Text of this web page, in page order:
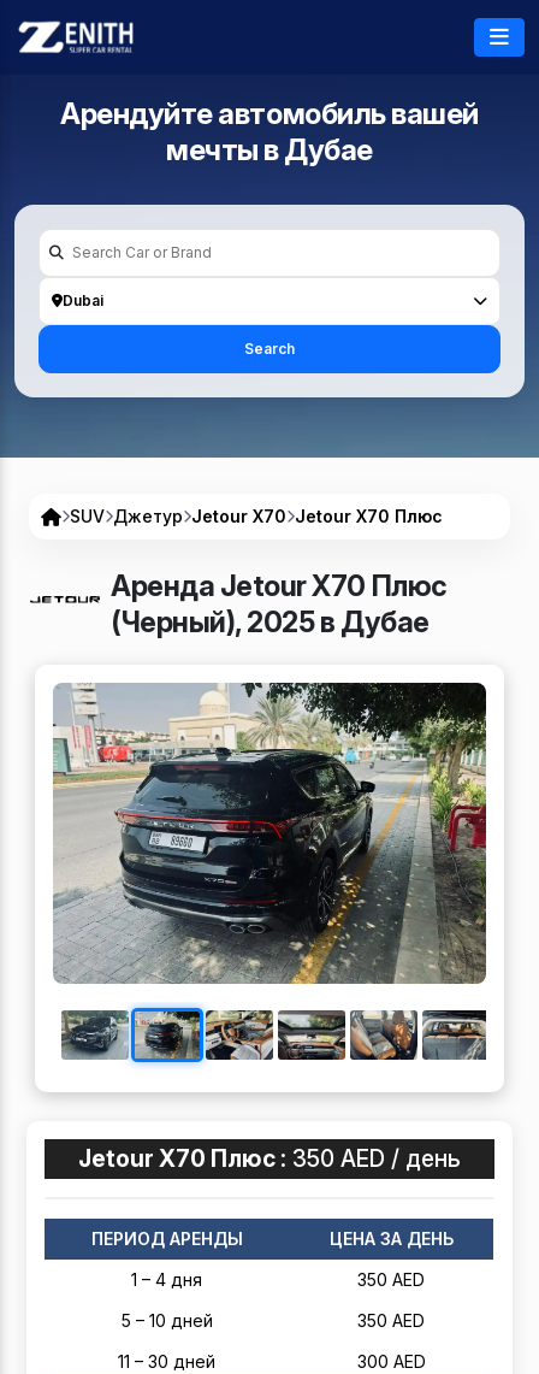
Арендуйте автомобиль вашей
мечты вДубае
Dubai
Search
SUV Джетур Jetour X70 Jetour X70 Плюс
Аренда Jetour X70 Плюс
(Черный), 2025 в Дубае
Jetour X70 Плюс : 350 AED / день
ПЕРИОД АРЕНДЫ
ЦЕНА ЗА ДЕНЬ
1 – 4 дня
350 AED
5 – 10 дней
350 AED
11 – 30 дней
300 AED